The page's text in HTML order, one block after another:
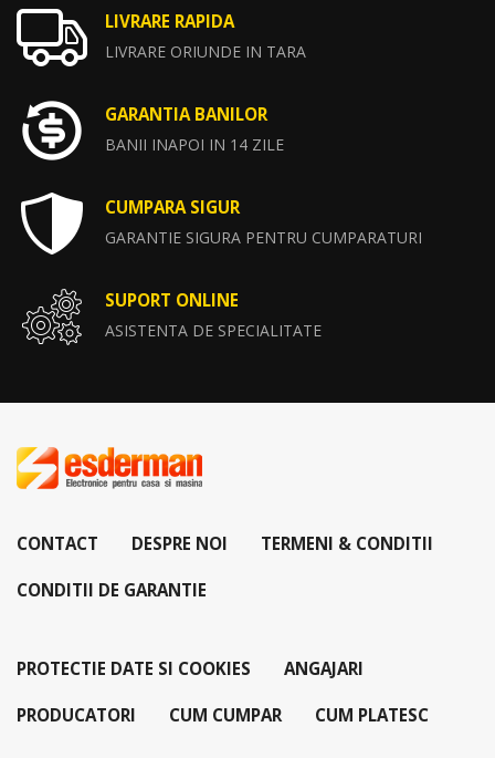
LIVRARE RAPIDA
LIVRARE ORIUNDE IN TARA
GARANTIA BANILOR
BANII INAPOI IN 14 ZILE
CUMPARA SIGUR
GARANTIE SIGURA PENTRU CUMPARATURI
SUPORT ONLINE
ASISTENTA DE SPECIALITATE
CONTACT DESPRE NOI TERMENI & CONDITII
CONDITII DE GARANTIE
PROTECTIE DATE SI COOKIES ANGAJARI
PRODUCATORI CUM CUMPAR CUM PLATESC